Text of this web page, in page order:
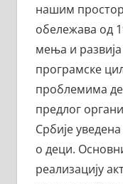
нашим
обележава од
мења и развија
програмске
проблемима
предлог
Србије
о деци.
реализацију